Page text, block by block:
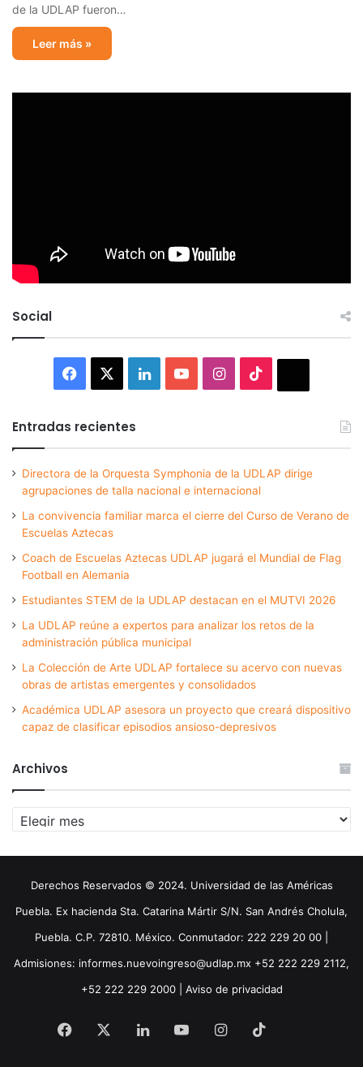
de la UDLAP fueron…
Leer más »
Social
Facebook LinkedInYouTubeInstagram
Entradas recientes
Directora de la Orquesta Symphonia de la UDLAP dirige
agrupaciones de talla nacional e internacional
La convivencia familiar marca el cierre del Curso de Verano de
Escuelas Aztecas
Coach de Escuelas Aztecas UDLAP jugará el Mundial de Flag
Football en Alemania
Estudiantes STEM de la UDLAP destacan en el MUTVI 2026
La UDLAP reúne a expertos para analizar los retos de la
administración pública municipal
La Colección de Arte UDLAP fortalece su acervo con nuevas
obras de artistas emergentes y consolidados
Académica UDLAP asesora un proyecto que creará dispositivo
capaz de clasificar episodios ansioso-depresivos
Archivos
Archivos
Derechos Reservados © 2024. Universidad de las Américas
Puebla. Ex hacienda Sta. Catarina Mártir S/N. San Andrés Cholula,
Puebla. C.P. 72810. México. Conmutador: 222 229 20 00 |
Admisiones: informes.nuevoingreso@udlap.mx +52 222 229 2112,
+52 222 229 2000 | Aviso de privacidad
Facebook LinkedInYouTubeInstagram